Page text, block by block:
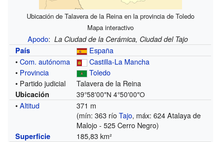
Ubicación de Talavera de la Reina en la provincia de Toledo
Mapa interactivo
Apodo: La Ciudad de la Cerámica, Ciudad del Tajo
País
España
•Com. autónoma
Castilla-La Mancha
• Provincia
Toledo
• Partido judicial
Talavera de la Reina
Ubicación 39°58′00″N 4°50′00″O
•Altitud
371 m
(mín: 363 ríoTajo, máx: 624 Atalaya de
Malojo - 525 Cerro Negro)
Superficie 185,83 km²